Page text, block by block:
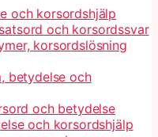
och korsordshjälp
och korsordssvar
korsordslösning
betydelse och
och betydelse
och korsordshjälp